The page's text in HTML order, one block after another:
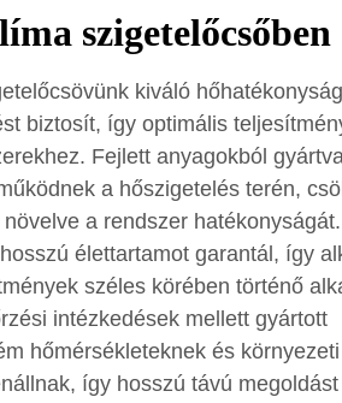
szigetelőcsőben
kiváló
biztosít, így optimális
Fejlett anyagokból
a hőszigetelés terén,
a rendszer
élettartamot garantál, így
széles körében történő
intézkedések mellett gyártott
hőmérsékleteknek és környezeti
így hosszú távú